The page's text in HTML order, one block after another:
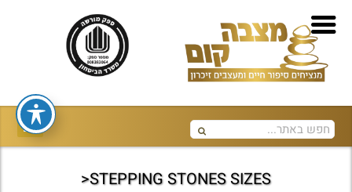
STEPPING STONES SIZES<